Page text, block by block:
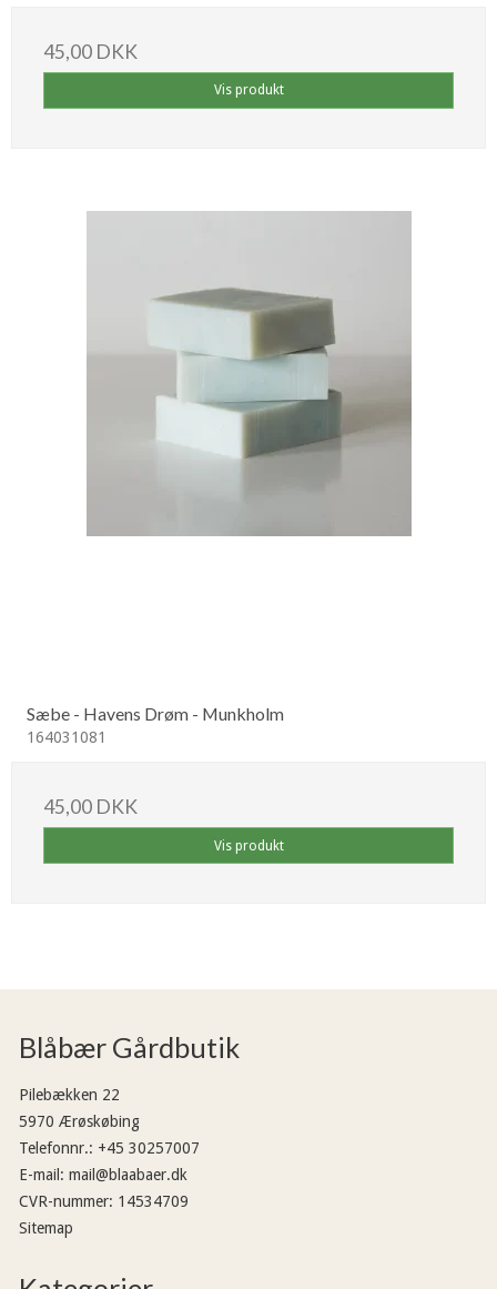
45,00 DKK
Vis produkt
Sæbe - Havens Drøm - Munkholm
164031081
45,00 DKK
Vis produkt
Blåbær Gårdbutik
Pilebækken 22
5970 Ærøskøbing
Telefonnr.: +45 30257007
E-mail : mail@blaabaer.dk
CVR-nummer: 14534709
Sitemap